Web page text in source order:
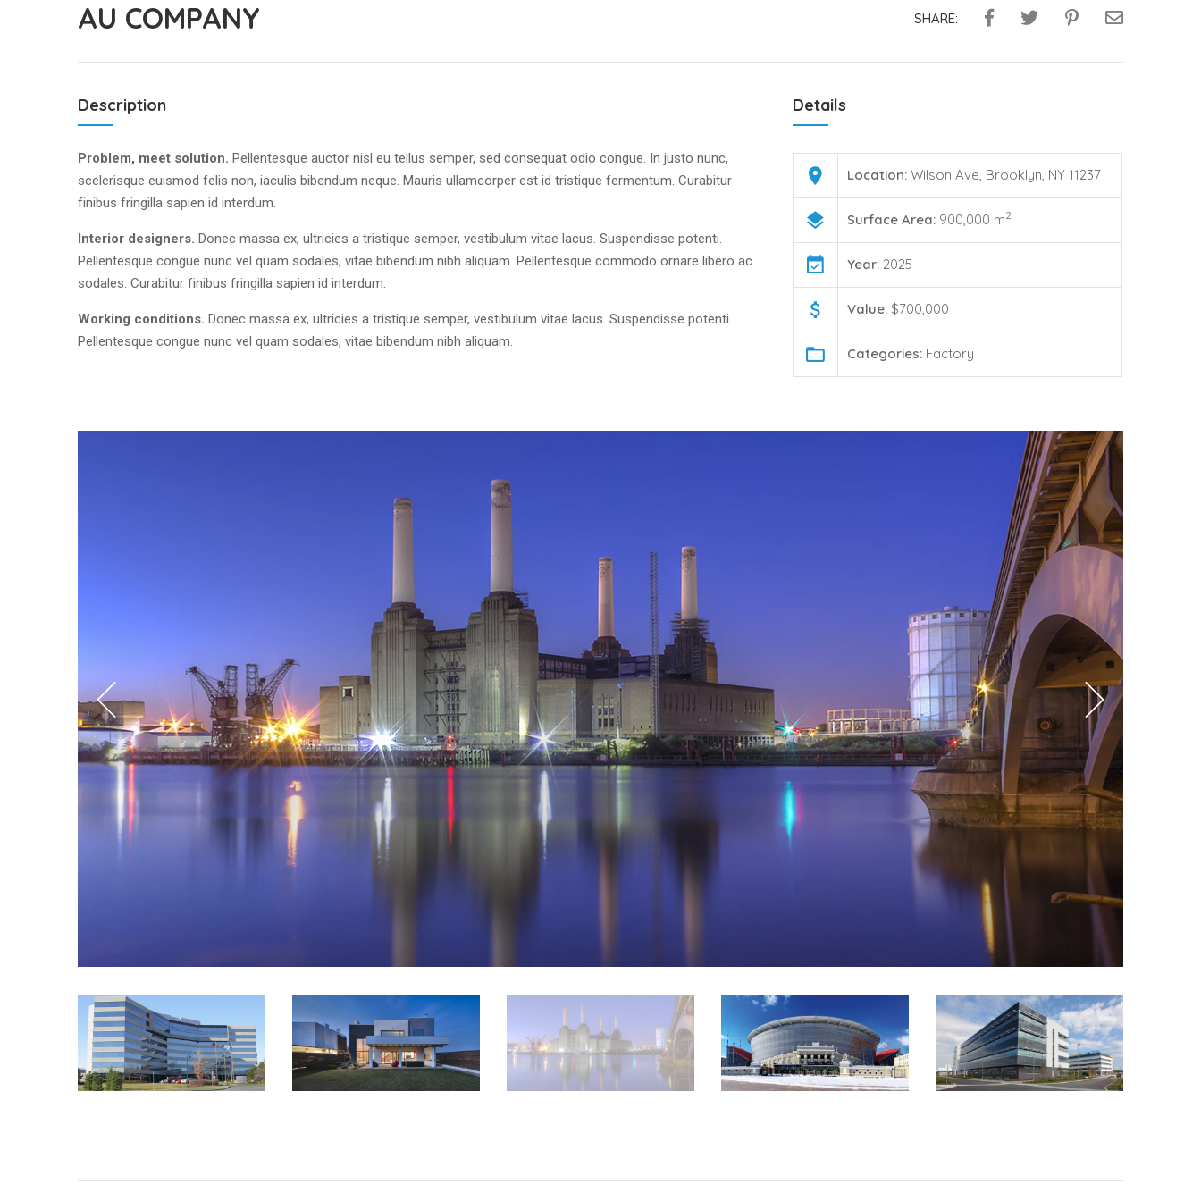
AU COMPANY SHARE:
Description
Problem, meet solution. Pellentesque auctor nisl eu tellus semper, sed consequat odio congue. In justo nunc,
scelerisque euismod felis non, iaculis bibendum neque. Mauris ullamcorper est id tristique fermentum. Curabitur
finibus fringilla sapien id interdum.
Interior designers. Donec massa ex, ultricies a tristique semper, vestibulum vitae lacus. Suspendisse potenti.
Pellentesque congue nunc vel quam sodales, vitae bibendum nibh aliquam. Pellentesque commodo ornare libero ac
sodales. Curabitur finibus fringilla sapien id interdum.
Working conditions. Donec massa ex, ultricies a tristique semper, vestibulum vitae lacus. Suspendisse potenti.
Pellentesque congue nunc vel quam sodales, vitae bibendum nibh aliquam.
Details
Location: Wilson Ave, Brooklyn, NY 11237
Surface Area: 900,000 m2
Year: 2025
Value: $700,000
Categories: Factory